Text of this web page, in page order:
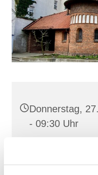
Donnerstag,
- 09:30 Uhr
Frankenstraße